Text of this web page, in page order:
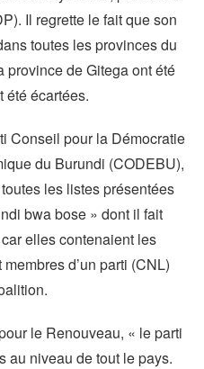
Il regrette le fait que son
toutes les provinces du
province de Gitega ont été
été écartées.
Conseil pour la Démocratie
du Burundi (CODEBU),
les listes présentées
bwa bose » dont il fait
elles contenaient les
d’un parti (CNL)
le Renouveau, « le parti
au niveau de tout le pays.